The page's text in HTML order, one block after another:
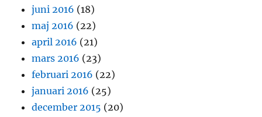
juni 2016 (18)
maj 2016 (22)
april 2016 (21)
mars 2016 (23)
februari 2016 (22)
januari 2016 (25)
december 2015 (20)